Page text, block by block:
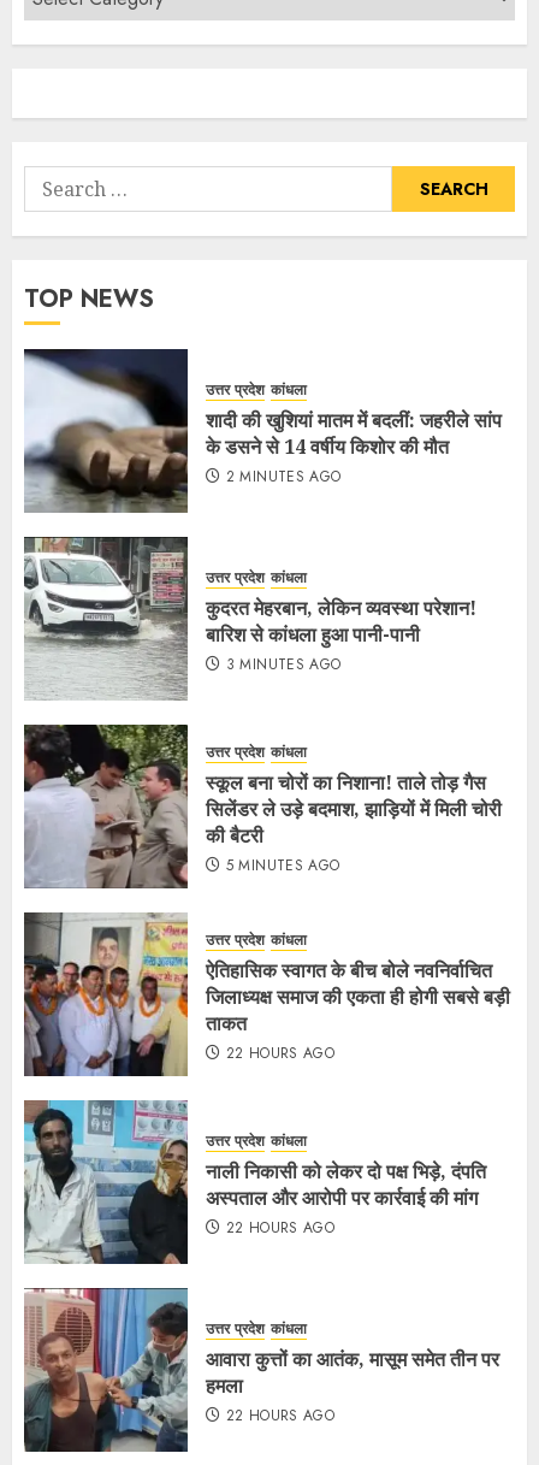
TOP NEWS
उत्तर प्रदेश कांधला
शादी की खुशियां मातम में बदलीं: जहरीले सांप
के डसने से 14 वर्षीय किशोर की मौत
2 MINUTES AGO
उत्तर प्रदेश कांधला
कुदरत मेहरबान, लेकिन व्यवस्था परेशान!
बारिश से कांधला हुआ पानी-पानी
3 MINUTES AGO
उत्तर प्रदेश कांधला
स्कूल बना चोरों का निशाना! ताले तोड़ गैस
सिलेंडर ले उड़े बदमाश, झाड़ियों में मिली चोरी
की बैटरी
5 MINUTES AGO
उत्तर प्रदेश कांधला
ऐतिहासिक स्वागत के बीच बोले नवनिर्वाचित
जिलाध्यक्ष समाज की एकता ही होगी सबसे बड़ी
ताकत
22 HOURS AGO
उत्तर प्रदेश कांधला
नाली निकासी को लेकर दो पक्ष भिड़े, दंपति
अस्पताल और आरोपी पर कार्रवाई की मांग
22 HOURS AGO
उत्तर प्रदेश कांधला
आवारा कुत्तों का आतंक, मासूम समेत तीन पर
हमला
22 HOURS AGO